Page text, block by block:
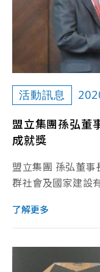
活動訊息
盟立集團孫弘董
成就獎
盟立集團 孫弘董事
群社會及國家建設
了解更多